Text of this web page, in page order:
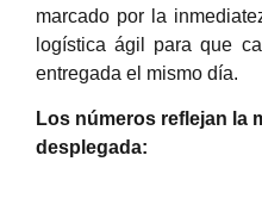
marcado por la
logística ágil para que
entregada el mismo día.
Los números reflejan la
desplegada: